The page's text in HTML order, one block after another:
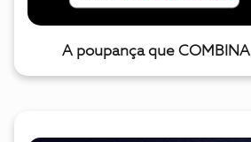
A poupança que COMBINA